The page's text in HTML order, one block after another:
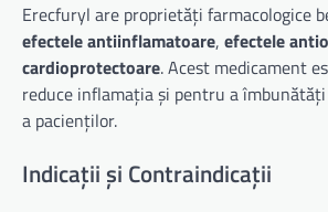
Erecfuryl are proprietăți farmacologice
efectele antiinflamatoare, efectele
cardioprotectoare. Acest medicament
reduce inflamația și pentru a
a pacienților.
Indicații și Contraindicații